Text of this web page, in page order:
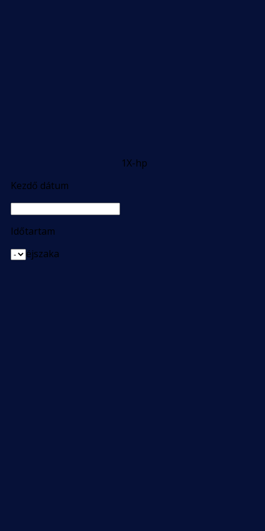
1X-hp
Kezdő dátum
Időtartam
éjszaka